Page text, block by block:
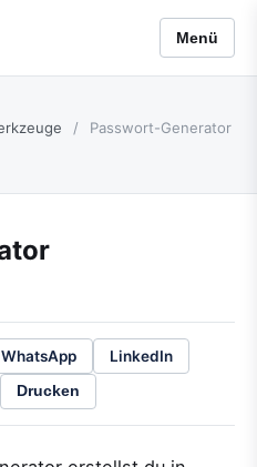
Menü
/ Passwort-Generator
WhatsApp
LinkedIn
Drucken